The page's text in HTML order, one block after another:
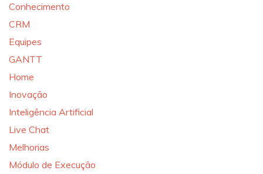
Conhecimento
CRM
Equipes
GANTT
Home
Inovação
Inteligência Artificial
Live Chat
Melhorias
Módulo de Execução